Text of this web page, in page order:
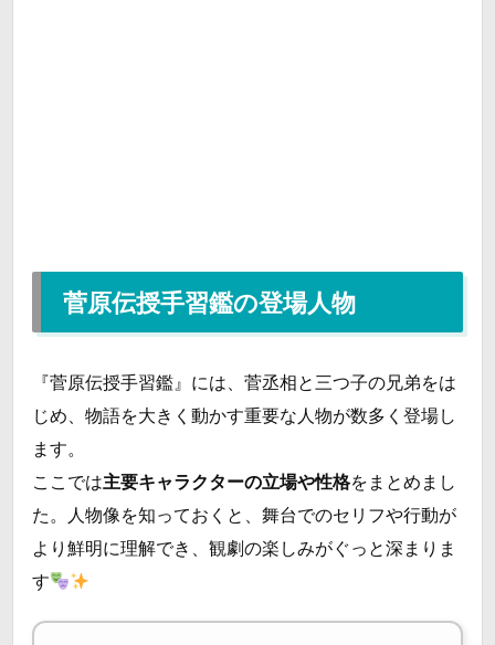
菅原伝授手習鑑の登場人物
『菅原伝授手習鑑』には、菅丞相と三つ子の兄弟をは
じめ、物語を大きく動かす重要な人物が数多く登場し
ます。
ここでは主要キャラクターの立場や性格をまとめまし
た。人物像を知っておくと、舞台でのセリフや行動が
より鮮明に理解でき、観劇の楽しみがぐっと深まりま
す